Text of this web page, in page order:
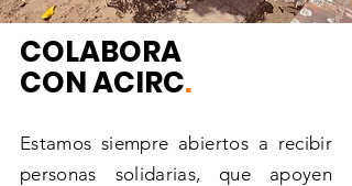
COLABORA
CON ACIRC.
Estamos siempre abiertos a recibir
personas solidarias, que apoyen